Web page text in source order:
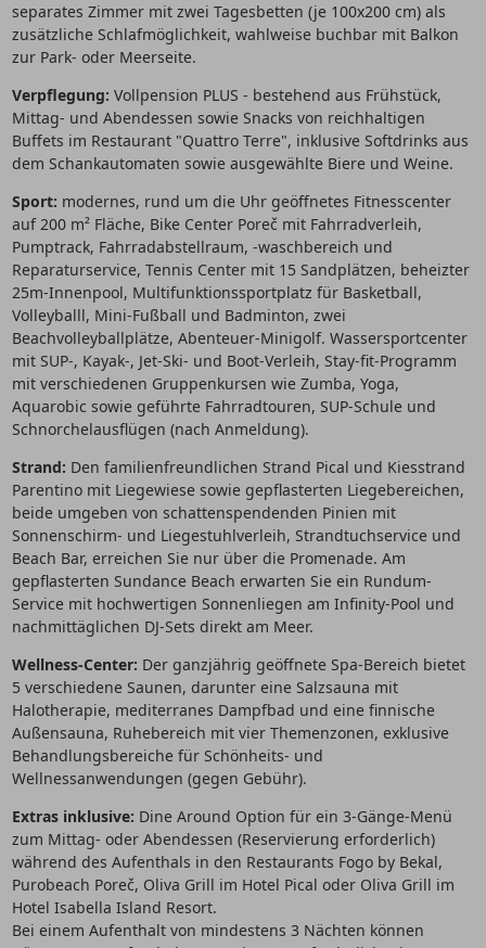
separates Zimmer mit zwei Tagesbetten (je 100x200 cm) als
zusätzliche Schlafmöglichkeit, wahlweise buchbar mit Balkon
zur Park- oder Meerseite.
Verpflegung: Vollpension PLUS - bestehend aus Frühstück,
Mittag- und Abendessen sowie Snacks von reichhaltigen
Buffets im Restaurant "Quattro Terre", inklusive Softdrinks aus
dem Schankautomaten sowie ausgewählte Biere und Weine.
Sport: modernes, rund um die Uhr geöffnetes Fitnesscenter
auf 200 m² Fläche, Bike Center Poreč mit Fahrradverleih,
Pumptrack, Fahrradabstellraum, -waschbereich und
Reparaturservice, Tennis Center mit 15 Sandplätzen, beheizter
25m-Innenpool, Multifunktionssportplatz für Basketball,
Volleyballl, Mini-Fußball und Badminton, zwei
Beachvolleyballplätze, Abenteuer-Minigolf. Wassersportcenter
mit SUP-, Kayak-, Jet-Ski- und Boot-Verleih, Stay-fit-Programm
mit verschiedenen Gruppenkursen wie Zumba, Yoga,
Aquarobic sowie geführte Fahrradtouren, SUP-Schule und
Schnorchelausflügen (nach Anmeldung).
Strand: Den familienfreundlichen Strand Pical und Kiesstrand
Parentino mit Liegewiese sowie gepflasterten Liegebereichen,
beide umgeben von schattenspendenden Pinien mit
Sonnenschirm- und Liegestuhlverleih, Strandtuchservice und
Beach Bar, erreichen Sie nur über die Promenade. Am
gepflasterten Sundance Beach erwarten Sie ein Rundum-
Service mit hochwertigen Sonnenliegen am Infinity-Pool und
nachmittäglichen DJ-Sets direkt am Meer.
Wellness-Center: Der ganzjährig geöffnete Spa-Bereich bietet
5 verschiedene Saunen, darunter eine Salzsauna mit
Halotherapie, mediterranes Dampfbad und eine finnische
Außensauna, Ruhebereich mit vier Themenzonen, exklusive
Behandlungsbereiche für Schönheits- und
Wellnessanwendungen (gegen Gebühr).
Extras inklusive: Dine Around Option für ein 3-Gänge-Menü
zum Mittag- oder Abendessen (Reservierung erforderlich)
während des Aufenthals in den Restaurants Fogo by Bekal,
Purobeach Poreč, Oliva Grill im Hotel Pical oder Oliva Grill im
Hotel Isabella Island Resort.
Bei einem Aufenthalt von mindestens 3 Nächten können